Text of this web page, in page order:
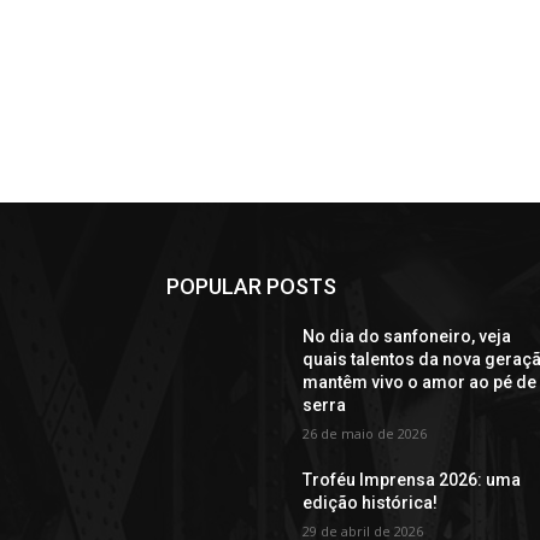
POPULAR POSTS
No dia do sanfoneiro, veja
quais talentos da nova
mantêm vivo o amor ao pé de
serra
26 de maio de 2026
Troféu Imprensa 2026: uma
edição histórica!
29 de abril de 2026